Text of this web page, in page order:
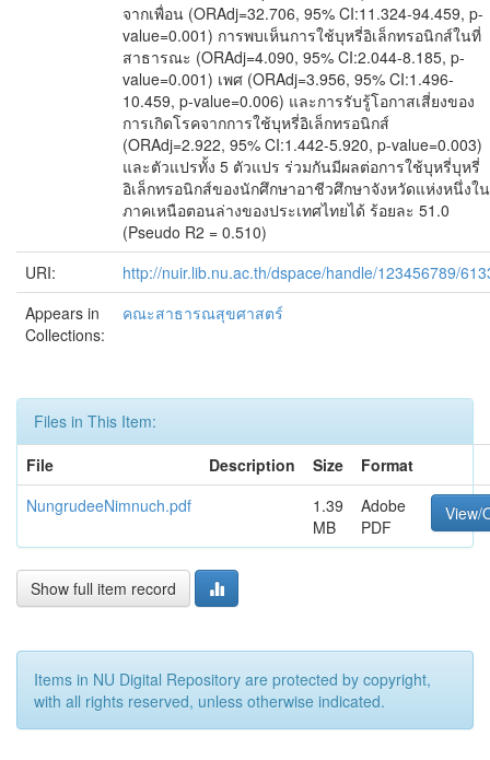
จากเพื่อน (ORAdj=32.706, 95% CI:11.324-94.459, p-
value=0.001) การพบเห็นการใช้บุหรี่อิเล็กทรอนิกส์ในที่
สาธารณะ (ORAdj=4.090, 95% CI:2.044-8.185, p-
value=0.001) เพศ (ORAdj=3.956, 95% CI:1.496-
10.459, p-value=0.006) และการรับรู้โอกาสเสี่ยงของ
การเกิดโรคจากการใช้บุหรี่อิเล็กทรอนิกส์
(ORAdj=2.922, 95% CI:1.442-5.920, p-value=0.003)
และตัวแปรทั้ง 5 ตัวแปร ร่วมกันมีผลต่อการใช้บุหรี่บุหรี่
อิเล็กทรอนิกส์ของนักศึกษาอาชีวศึกษาจังหวัดแห่งหนึ่งใน
ภาคเหนือตอนล่างของประเทศไทยได้ ร้อยละ 51.0
(Pseudo R2 = 0.510)
URI:
http://nuir.lib.nu.ac.th/dspace/handle/123456789/
Appears in
Collections:
คณะสาธารณสุขศาสตร์
Files in This Item:
File
Description Size
Format
NungrudeeNimnuch.pdf
1.39
MB
Adobe
PDF
View/
Show full item record
Items in NU Digital Repository are protected by copyright,
with all rights reserved, unless otherwise indicated.